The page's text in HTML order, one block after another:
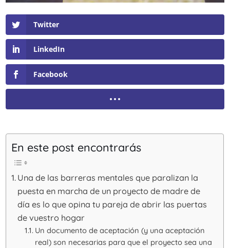
Twitter
LinkedIn
Facebook
En este post encontrarás
Una de las barreras mentales que paralizan la
puesta en marcha de un proyecto de madre de
día es lo que opina tu pareja de abrir las puertas
de vuestro hogar
Un documento de aceptación (y una aceptación
real) son necesarias para que el proyecto sea una